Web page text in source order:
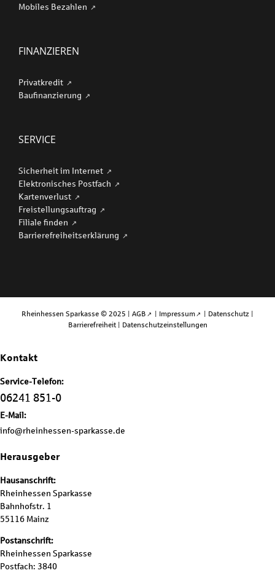
Mobiles Bezahlen
FINANZIEREN
Privatkredit
Baufinanzierung
SERVICE
Sicherheit im Internet
Elektronisches Postfach
Kartenverlust
Freistellungsauftrag
Filiale finden
Barriere­freiheits­erklärung
Rheinhessen Sparkasse © 2025 | AGB | Impressum | Datenschutz |
Barrierefreiheit | Datenschutzeinstellungen
Kontakt
Service-Telefon:
06241 851-0
E-Mail:
info@rheinhessen-sparkasse.de
Herausgeber
Hausanschrift:
Rheinhessen Sparkasse
Bahnhofstr. 1
55116 Mainz
Postanschrift:
Rheinhessen Sparkasse
Postfach: 3840